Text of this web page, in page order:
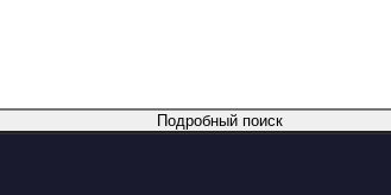
Подробный поиск